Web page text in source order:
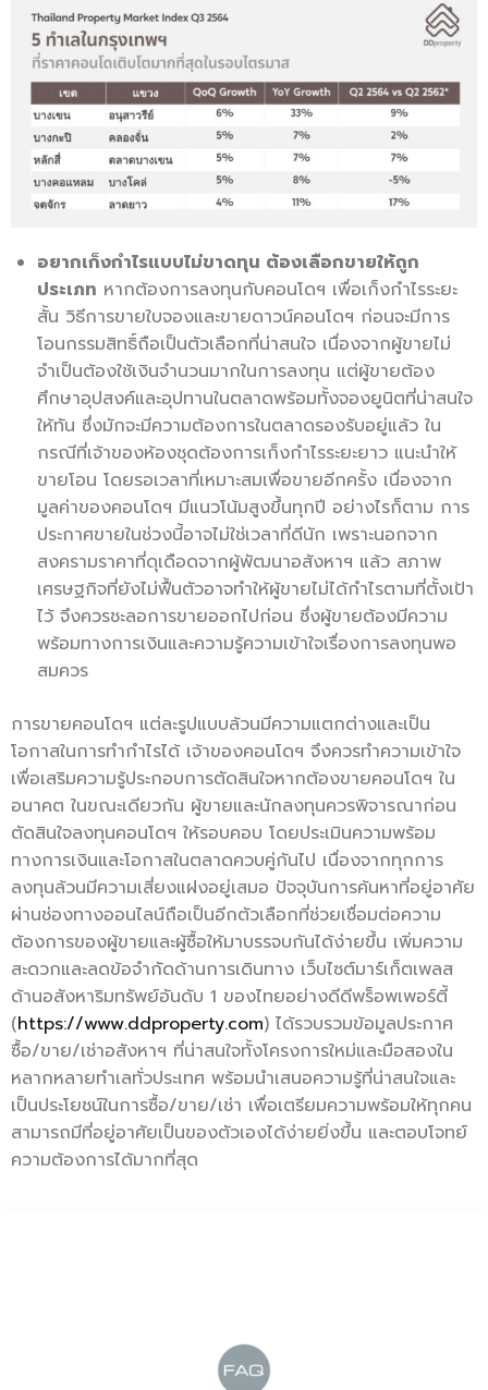
อยากเก็งกำไรแบบไม่ขาดทุน ต้องเลือกขายให้ถูก
ประเภท หากต้องการลงทุนกับคอนโดฯ เพื่อเก็งกำไรระยะ
สั้น วิธีการขายใบจองและขายดาวน์คอนโดฯ ก่อนจะมีการ
โอนกรรมสิทธิ์ถือเป็นตัวเลือกที่น่าสนใจ เนื่องจากผู้ขายไม่
จำเป็นต้องใช้เงินจำนวนมากในการลงทุน แต่ผู้ขายต้อง
ศึกษาอุปสงค์และอุปทานในตลาดพร้อมทั้งจองยูนิตที่น่าสนใจ
ให้ทัน ซึ่งมักจะมีความต้องการในตลาดรองรับอยู่แล้ว ใน
กรณีที่เจ้าของห้องชุดต้องการเก็งกำไรระยะยาว แนะนำให้
ขายโอน โดยรอเวลาที่เหมาะสมเพื่อขายอีกครั้ง เนื่องจาก
มูลค่าของคอนโดฯ มีแนวโน้มสูงขึ้นทุกปี อย่างไรก็ตาม การ
ประกาศขายในช่วงนี้อาจไม่ใช่เวลาที่ดีนัก เพราะนอกจาก
สงครามราคาที่ดุเดือดจากผู้พัฒนาอสังหาฯ แล้ว สภาพ
เศรษฐกิจที่ยังไม่ฟื้นตัวอาจทำให้ผู้ขายไม่ได้กำไรตามที่ตั้งเป้า
ไว้ จึงควรชะลอการขายออกไปก่อน ซึ่งผู้ขายต้องมีความ
พร้อมทางการเงินและความรู้ความเข้าใจเรื่องการลงทุนพอ
สมควร
การขายคอนโดฯ แต่ละรูปแบบล้วนมีความแตกต่างและเป็น
โอกาสในการทำกำไรได้ เจ้าของคอนโดฯ จึงควรทำความเข้าใจ
เพื่อเสริมความรู้ประกอบการตัดสินใจหากต้องขายคอนโดฯ ใน
อนาคต ในขณะเดียวกัน ผู้ขายและนักลงทุนควรพิจารณาก่อน
ตัดสินใจลงทุนคอนโดฯ ให้รอบคอบ โดยประเมินความพร้อม
ทางการเงินและโอกาสในตลาดควบคู่กันไป เนื่องจากทุกการ
ลงทุนล้วนมีความเสี่ยงแฝงอยู่เสมอ ปัจจุบันการค้นหาที่อยู่อาศัย
ผ่านช่องทางออนไลน์ถือเป็นอีกตัวเลือกที่ช่วยเชื่อมต่อความ
ต้องการของผู้ขายและผู้ซื้อให้มาบรรจบกันได้ง่ายขึ้น เพิ่มความ
สะดวกและลดข้อจำกัดด้านการเดินทาง เว็บไซต์มาร์เก็ตเพลส
ด้านอสังหาริมทรัพย์อันดับ 1 ของไทยอย่างดีดีพร็อพเพอร์ตี้
(https://www.ddproperty.com) ได้รวบรวมข้อมูลประกาศ
ซื้อ/ขาย/เช่าอสังหาฯ ที่น่าสนใจทั้งโครงการใหม่และมือสองใน
หลากหลายทำเลทั่วประเทศ พร้อมนำเสนอความรู้ที่น่าสนใจและ
เป็นประโยชน์ในการซื้อ/ขาย/เช่า เพื่อเตรียมความพร้อมให้ทุกคน
สามารถมีที่อยู่อาศัยเป็นของตัวเองได้ง่ายยิ่งขึ้น และตอบโจทย์
ความต้องการได้มากที่สุด